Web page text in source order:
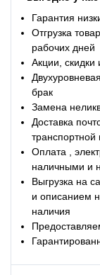
Гарантия
Отгрузка
рабочих дней
Акции, скидки
брак
Замена
Доставка
транспортной
Оплата ,
наличными и
Выгрузка на
и описанием
наличия